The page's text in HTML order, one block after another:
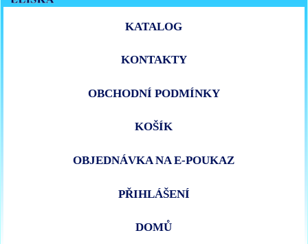
KATALOG
KONTAKTY
OBCHODNÍ PODMÍNKY
KOŠÍK
OBJEDNÁVKA NA E-POUKAZ
PŘIHLÁŠENÍ
DOMŮ